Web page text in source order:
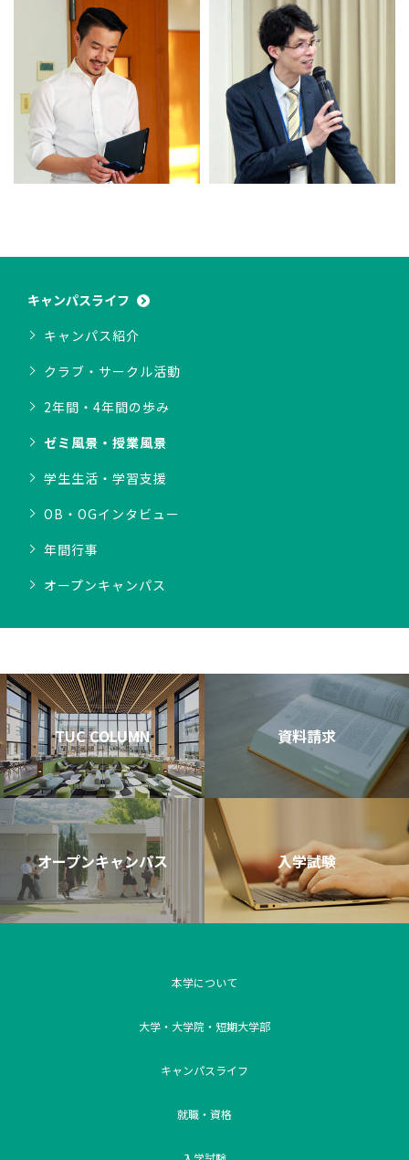
キャンパスライフ
キャンパス紹介
クラブ・サークル活動
2年間・4年間の歩み
ゼミ風景・授業風景
学生生活・学習支援
OB・OGインタビュー
年間行事
オープンキャンパス
TUC COLUMN 資料請求
オープンキャンパス 入学試験
本学について
大学・大学院・短期大学部
キャンパスライフ
就職・資格